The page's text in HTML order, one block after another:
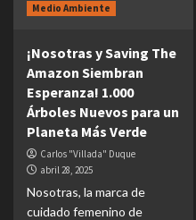
Medio Ambiente
¡Nosotras y Saving The
Amazon Siembran
Esperanza! 1.000
Árboles Nuevos para un
Planeta Más Verde
Carlos "Villada" Duque
abril 28, 2025
Nosotras, la marca de
cuidado femenino de